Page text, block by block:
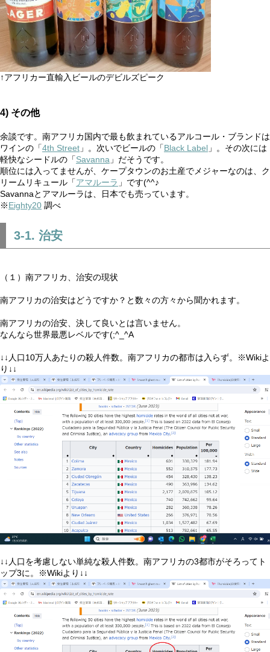
↑アフリカー直輸入ビールのデビルズピーク
4) その他
余談です。南アフリカ国内で最も飲まれているアルコール・ブランドは
ワインの「4th Street 」。次いでビールの「Black Label 」。その次には
軽快なシードルの「Savanna 」だそうです。
順位には入ってませんが、ケープタウンのお土産でメジャーなのは、ク
リームリキュール「アマルーラ 」です(^^♪
Savannaとアマルーラは、日本でも売っています。
※Eighty20 調べ
3-1. 治安
（１）南アフリカ、治安の現状
南アフリカの治安はどうですか？と数々の方々から聞かれます。
南アフリカの治安、決して良いとは言いません。
なんなら世界最悪レベルです(;^_^A
↓↓人口10万人あたりの殺人件数。南アフリカの都市は入らず。※Wikiよ
り↓↓
↓↓人口を考慮しない単純な殺人件数。南アフリカの3都市がそろってト
ップ3に。※Wikiより↓↓